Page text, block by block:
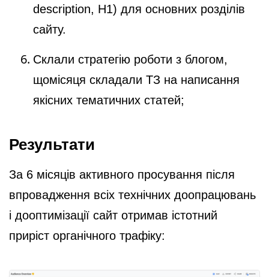
description, H1) для основних розділів
сайту.
Склали стратегію роботи з блогом,
щомісяця складали ТЗ на написання
якісних тематичних статей;
Результати
За 6 місяців активного просування після
впровадження всіх технічних доопрацювань
і дооптимізації сайт отримав істотний
приріст органічного трафіку: